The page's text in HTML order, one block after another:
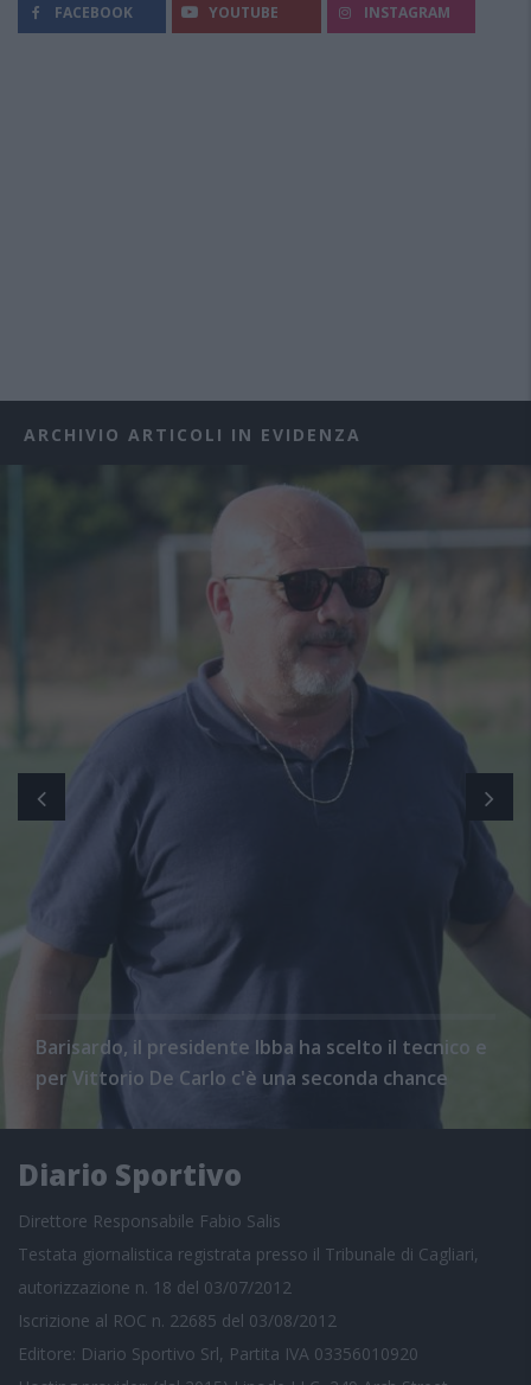
FACEBOOK YOUTUBE INSTAGRAM
ARCHIVIO ARTICOLI IN EVIDENZA
Barisardo, il presidente Ibba ha scelto il tecnico e
per Vittorio De Carlo c'è una seconda chance
Diario Sportivo
Direttore Responsabile Fabio Salis
Testata giornalistica registrata presso il Tribunale di Cagliari,
autorizzazione n. 18 del 03/07/2012
Iscrizione al ROC n. 22685 del 03/08/2012
Editore: Diario Sportivo Srl, Partita IVA 03356010920